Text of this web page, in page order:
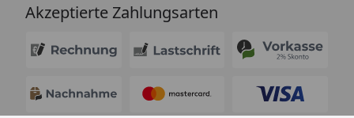
Akzeptierte Zahlungsarten